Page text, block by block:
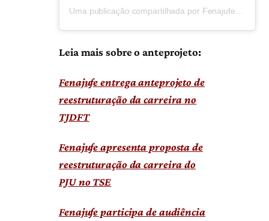
Uma publicação compartilhada por Fenajufe (@fenajufe)
Leia mais sobre o anteprojeto:
Fenajufe entrega anteprojeto de
reestruturação da carreira no
TJDFT
Fenajufe apresenta proposta de
reestruturação da carreira do
PJU no TSE
Fenajufe participa de audiência